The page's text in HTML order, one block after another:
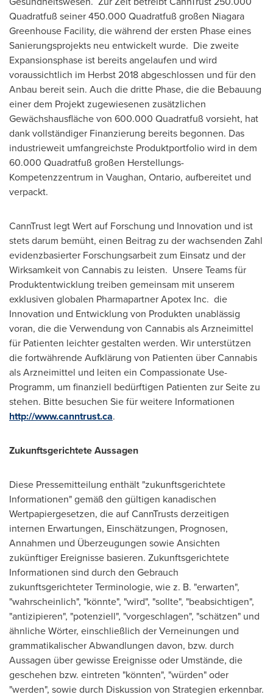
Quadratfuß seiner 450.000 Quadratfuß großen Niagara
Greenhouse Facility, die während der ersten Phase eines
Sanierungsprojekts neu entwickelt wurde. Die zweite
Expansionsphase ist bereits angelaufen und wird
voraussichtlich im Herbst 2018 abgeschlossen und für den
Anbau bereit sein. Auch die dritte Phase, die die Bebauung
einer dem Projekt zugewiesenen zusätzlichen
Gewächshausfläche von 600.000 Quadratfuß vorsieht, hat
dank vollständiger Finanzierung bereits begonnen. Das
industrieweit umfangreichste Produktportfolio wird in dem
60.000 Quadratfuß großen Herstellungs-
Kompetenzzentrum in Vaughan, Ontario, aufbereitet und
verpackt.
CannTrust legt Wert auf Forschung und Innovation und ist
stets darum bemüht, einen Beitrag zu der wachsenden Zahl
evidenzbasierter Forschungsarbeit zum Einsatz und der
Wirksamkeit von Cannabis zu leisten. Unsere Teams für
Produktentwicklung treiben gemeinsam mit unserem
exklusiven globalen Pharmapartner Apotex Inc. die
Innovation und Entwicklung von Produkten unablässig
voran, die die Verwendung von Cannabis als Arzneimittel
für Patienten leichter gestalten werden. Wir unterstützen
die fortwährende Aufklärung von Patienten über Cannabis
als Arzneimittel und leiten ein Compassionate Use-
Programm, um finanziell bedürftigen Patienten zur Seite zu
stehen. Bitte besuchen Sie für weitere Informationen
http://www.canntrust.ca.
Zukunftsgerichtete Aussagen
Diese Pressemitteilung enthält "zukunftsgerichtete
Informationen" gemäß den gültigen kanadischen
Wertpapiergesetzen, die auf CannTrusts derzeitigen
internen Erwartungen, Einschätzungen, Prognosen,
Annahmen und Überzeugungen sowie Ansichten
zukünftiger Ereignisse basieren. Zukunftsgerichtete
Informationen sind durch den Gebrauch
zukunftsgerichteter Terminologie, wie z. B. "erwarten",
"wahrscheinlich", "könnte", "wird", "sollte", "beabsichtigen",
"antizipieren", "potenziell", "vorgeschlagen", "schätzen" und
ähnliche Wörter, einschließlich der Verneinungen und
grammatikalischer Abwandlungen davon, bzw. durch
Aussagen über gewisse Ereignisse oder Umstände, die
geschehen bzw. eintreten "könnten", "würden" oder
"werden", sowie durch Diskussion von Strategien erkennbar.